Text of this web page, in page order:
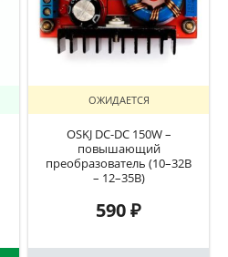
ОЖИДАЕТСЯ
OSKJ DC-DC 150W –
повышающий
преобразователь (10–32В
– 12–35В)
590₽